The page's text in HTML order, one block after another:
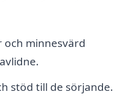
och minnesvärd
stöd till de sörjande.